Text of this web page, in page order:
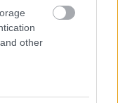
other